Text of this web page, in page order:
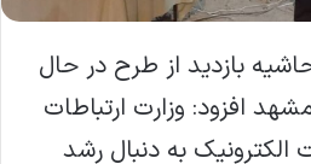
بازدید از طرح در حال
افزود: وزارت ارتباطات
به دنبال رشد